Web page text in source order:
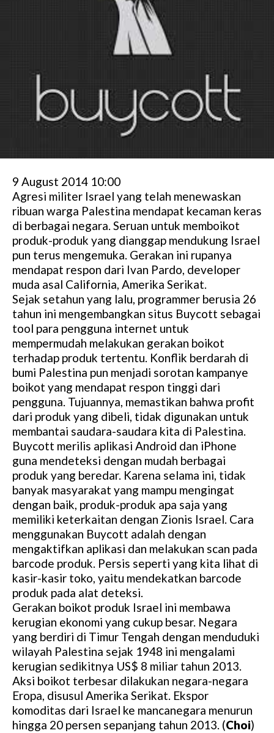
9 August 2014 10:00
Agresi militer Israel yang telah menewaskan
ribuan warga Palestina mendapat kecaman keras
di berbagai negara. Seruan untuk memboikot
produk-produk yang dianggap mendukung Israel
pun terus mengemuka. Gerakan ini rupanya
mendapat respon dari Ivan Pardo, developer
muda asal California, Amerika Serikat.
Sejak setahun yang lalu, programmer berusia 26
tahun ini mengembangkan situs Buycott sebagai
tool para pengguna internet untuk
mempermudah melakukan gerakan boikot
terhadap produk tertentu. Konflik berdarah di
bumi Palestina pun menjadi sorotan kampanye
boikot yang mendapat respon tinggi dari
pengguna. Tujuannya, memastikan bahwa profit
dari produk yang dibeli, tidak digunakan untuk
membantai saudara-saudara kita di Palestina.
Buycott merilis aplikasi Android dan iPhone
guna mendeteksi dengan mudah berbagai
produk yang beredar. Karena selama ini, tidak
banyak masyarakat yang mampu mengingat
dengan baik, produk-produk apa saja yang
memiliki keterkaitan dengan Zionis Israel. Cara
menggunakan Buycott adalah dengan
mengaktifkan aplikasi dan melakukan scan pada
barcode produk. Persis seperti yang kita lihat di
kasir-kasir toko, yaitu mendekatkan barcode
produk pada alat deteksi.
Gerakan boikot produk Israel ini membawa
kerugian ekonomi yang cukup besar. Negara
yang berdiri di Timur Tengah dengan menduduki
wilayah Palestina sejak 1948 ini mengalami
kerugian sedikitnya US$ 8 miliar tahun 2013.
Aksi boikot terbesar dilakukan negara-negara
Eropa, disusul Amerika Serikat. Ekspor
komoditas dari Israel ke mancanegara menurun
hingga 20 persen sepanjang tahun 2013. (Choi)